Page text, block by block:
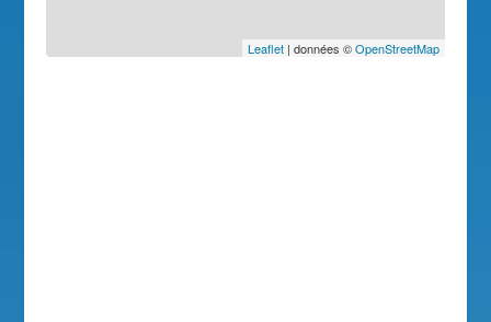
Leaflet| données ©OpenStreetMap